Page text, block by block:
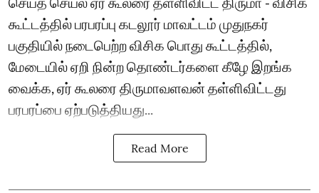
கூட்டத்தில் பரபரப்பு கடலூர் மாவட்டம் முதுநகர்
பகுதியில் நடைபெற்ற விசிக பொது கூட்டத்தில்,
மேடையில் ஏறி நின்ற தொண்டர்களை கீழே இறங்க
வைக்க, ஏர் கூலரை திருமாவளவன் தள்ளிவிட்டது
பரபரப்பை ஏற்படுத்தியது...
Read More